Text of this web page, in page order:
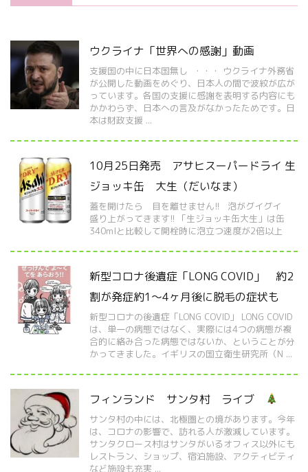
ウクライナ「世界への感謝」動画
支援国の中に日本国無し ・・・ ウクライナ外務省
が公開した動画をめぐり、日本人の間で波紋が広が
っています。各国の支援に感謝を表明する内容にも
かかわらず、日本への言及がなかったためです。日
本は財政支援 ...
10月25日発売 アサヒスーパードライ 生
ジョッキ缶 大生（だいなま）
蓋を開けたら 目を離せません!! 泡がグイグイ
盛り上がってきます!! 「生ジョッキ缶大生」は缶
340mlと比較して開栓時に泡立つ速度が2倍以上
新型コロナ後遺症「LONG COVID」 約2
割が発症約1～4ヶ月後に脱毛の症状も
新型コロナの後遺症「LONG COVID」 LONG COVID
は、単一の病態ではなく、実際には4つの病態が複
合的に絡み合った病態ではないか、ということが分
かってきました。イギリスの国立衛生研究所（N ...
フィンランド サンタ村 ライブ
サンタ村の中には、北極圏との境があります。今年
は、コロナの影響で、訪れる人が激減しています。
サンタクロース村はサンタがいるオフィス以外にも
レストラン、ショップ、宿泊施設、アクティビティ
など施設も充実 ...